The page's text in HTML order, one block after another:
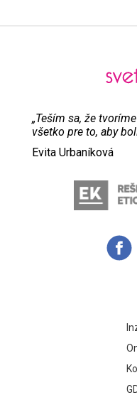
„Teším sa, že
všetko pre to, aby
Evita Urbaníková